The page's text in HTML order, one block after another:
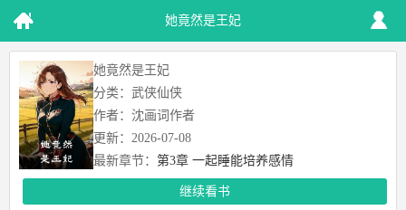
她竟然是王妃
她竟然是王妃
分类：武侠仙侠
作者：沈画词作者
更新：2026-07-08
最新章节：第3章 一起睡能培养感情
继续看书